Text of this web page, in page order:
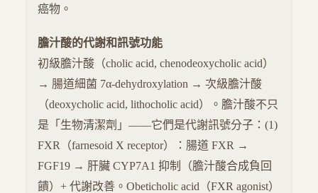
癌物。
膽汁酸的代謝和訊號功能
初級膽汁酸（cholic acid, chenodeoxycholic acid）
→ 腸道細菌 7α-dehydroxylation → 次級膽汁酸
（deoxycholic acid, lithocholic acid）。膽汁酸不只
是「生物清潔劑」——它們是代謝訊號分子：(1)
FXR（farnesoid X receptor）：腸道 FXR →
FGF19 → 肝臟 CYP7A1 抑制（膽汁酸合成負回
饋）+ 代謝改善。Obeticholic acid（FXR agonist）